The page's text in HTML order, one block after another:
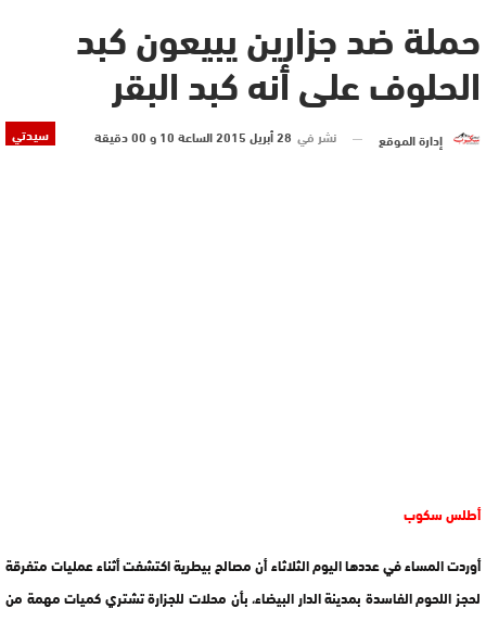
حملة ضد جزارين يبيعون كبد
الحلوف على أنه كبد البقر
سيدتي إدارة الموقع نشر في 28 أبريل 2015 الساعة 10 و 00 دقيقة
أطلس سكوب
أوردت المساء في عددها اليوم الثلاثاء أن مصالح بيطرية اكتشفت أثناء عمليات متفرقة
لحجز اللحوم الفاسدة بمدينة الدار البيضاء، بأن محلات للجزارة تشتري كميات مهمة من